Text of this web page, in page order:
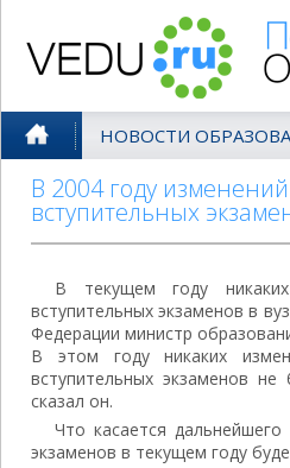
НОВОСТИ
В 2004 году
вступительных
В текущем году
вступительных экзаменов в
Федерации министр
В этом году никаких
вступительных экзаменов
сказал он.
Что касается
экзаменов в текущем году